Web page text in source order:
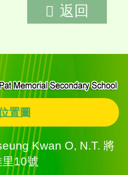
返回
置圖
Kwan O, N.T. 將
10號